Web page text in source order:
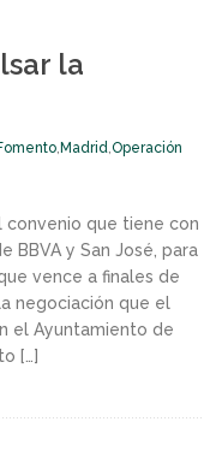
la
, Madrid,Operación
convenio que tiene con
BBVA y San José, para
vence a finales de
negociación que el
el Ayuntamiento de
[…]